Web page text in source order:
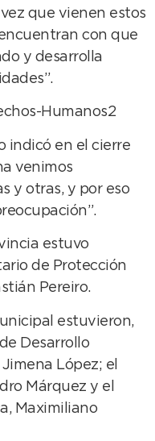
que vienen estos
con que
y desarrolla
indicó en el cierre
venimos
y otras, y por eso
estuvo
de Protección
Pereiro.
estuvieron,
Desarrollo
López; el
Márquez y el
Maximiliano